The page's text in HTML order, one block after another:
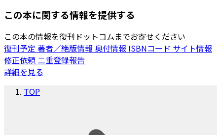
この本に関する情報を提供する
この本の情報を復刊ドットコムまでお寄せください
復刊予定 著者／絶版情報 奥付情報 ISBNコード サイト情報
修正依頼二重登録報告
詳細を見る
TOP